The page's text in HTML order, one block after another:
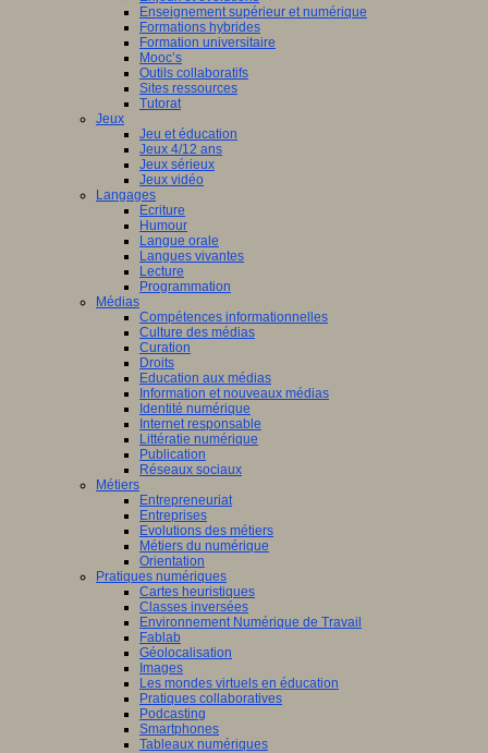
Enseignement supérieur et numérique
Formations hybrides
Formation universitaire
Mooc’s
Outils collaboratifs
Sites ressources
Tutorat
Jeux
Jeu et éducation
Jeux 4/12 ans
Jeux sérieux
Jeux vidéo
Langages
Ecriture
Humour
Langue orale
Langues vivantes
Lecture
Programmation
Médias
Compétences informationnelles
Culture des médias
Curation
Droits
Education aux médias
Information et nouveaux médias
Identité numérique
Internet responsable
Littératie numérique
Publication
Réseaux sociaux
Métiers
Entrepreneuriat
Entreprises
Evolutions des métiers
Métiers du numérique
Orientation
Pratiques numériques
Cartes heuristiques
Classes inversées
Environnement Numérique de Travail
Fablab
Géolocalisation
Images
Les mondes virtuels en éducation
Pratiques collaboratives
Podcasting
Smartphones
Tableaux numériques